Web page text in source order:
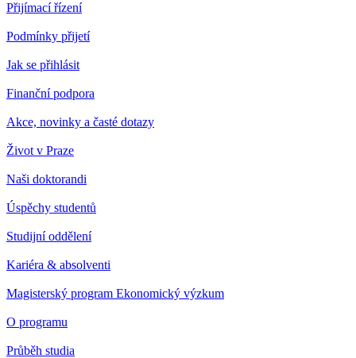
Přijímací řízení
Podmínky přijetí
Jak se přihlásit
Finanční podpora
Akce, novinky a časté dotazy
Život v Praze
Naši doktorandi
Úspěchy studentů
Studijní oddělení
Kariéra & absolventi
Magisterský program Ekonomický výzkum
O programu
Průběh studia